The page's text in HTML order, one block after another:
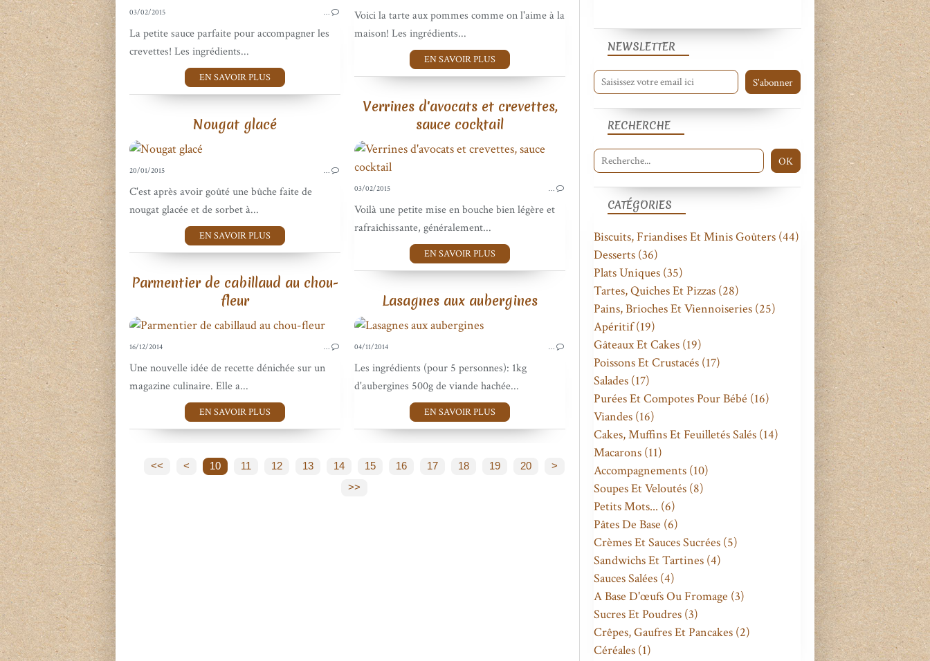
Voici la tarte aux pommes comme on l'aime à la
maison! Les ingrédients...
EN SAVOIR PLUS
03/02/2015 …
La petite sauce parfaite pour accompagner les
crevettes! Les ingrédients...
EN SAVOIR PLUS
Verrines d'avocats et crevettes,
sauce cocktail
APÉRITIF
03/02/2015 …
Voilà une petite mise en bouche bien légère et
rafraîchissante, généralement...
EN SAVOIR PLUS
Nougat glacé
DESSERTS
20/01/2015 …
C'est après avoir goûté une bûche faite de
nougat glacée et de sorbet à...
EN SAVOIR PLUS
Parmentier de cabillaud au chou-
fleur
PLATS UNIQUES
16/12/2014 …
Une nouvelle idée de recette dénichée sur un
magazine culinaire. Elle a...
EN SAVOIR PLUS
Lasagnes aux aubergines
04/11/2014 …
Les ingrédients (pour 5 personnes): 1kg
d'aubergines 500g de viande hachée...
EN SAVOIR PLUS
<< < 10 11 12 13 14 15 16 17 18 19 20 30
>
>>
NEWSLETTER
RECHERCHE
CATÉGORIES
Biscuits, Friandises Et Minis Goûters (44)
Desserts (36)
Plats Uniques (35)
Tartes, Quiches Et Pizzas (28)
Pains, Brioches Et Viennoiseries (25)
Apéritif(19)
Gâteaux Et Cakes (19)
Poissons Et Crustacés (17)
Salades (17)
Purées Et Compotes Pour Bébé (16)
Viandes (16)
Cakes, Muffins Et Feuilletés Salés (14)
Macarons (11)
Accompagnements (10)
Soupes Et Veloutés (8)
Petits Mots... (6)
Pâtes De Base (6)
Crèmes Et Sauces Sucrées (5)
Sandwichs Et Tartines (4)
Sauces Salées (4)
A Base D'œufs Ou Fromage (3)
Sucres Et Poudres (3)
Crêpes, Gaufres Et Pancakes (2)
Céréales (1)